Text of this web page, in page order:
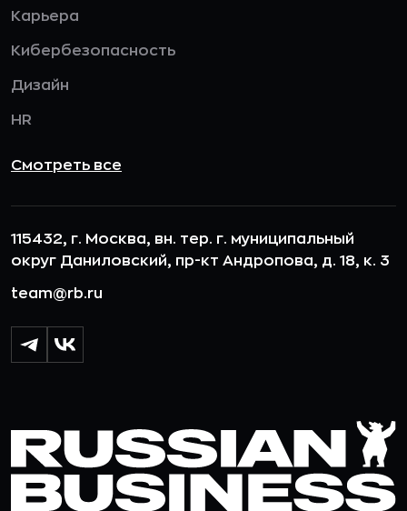
Карьера
Кибербезопасность
Дизайн
HR
Смотреть все
115432, г. Москва, вн. тер. г. муниципальный
округ Даниловский, пр-кт Андропова, д. 18, к. 3
team@rb.ru